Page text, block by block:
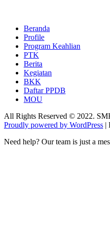
Beranda
Profile
Program Keahlian
PTK
Berita
Kegiatan
BKK
Daftar PPDB
MOU
All Rights Reserved © 2022.
Proudly powered by WordPress |
Need help? Our team is just a